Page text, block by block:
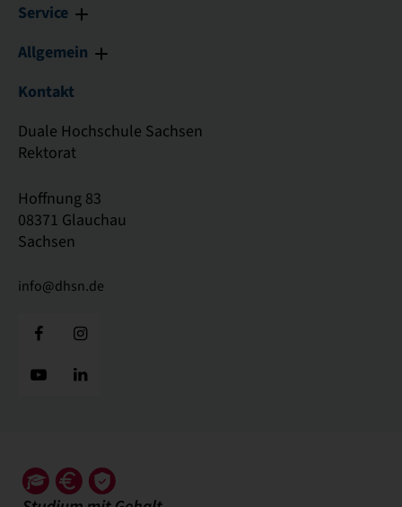
Service
Allgemein
Kontakt
Duale Hochschule Sachsen
Rektorat
Hoffnung 83
08371 Glauchau
Sachsen
info@dhsn.de